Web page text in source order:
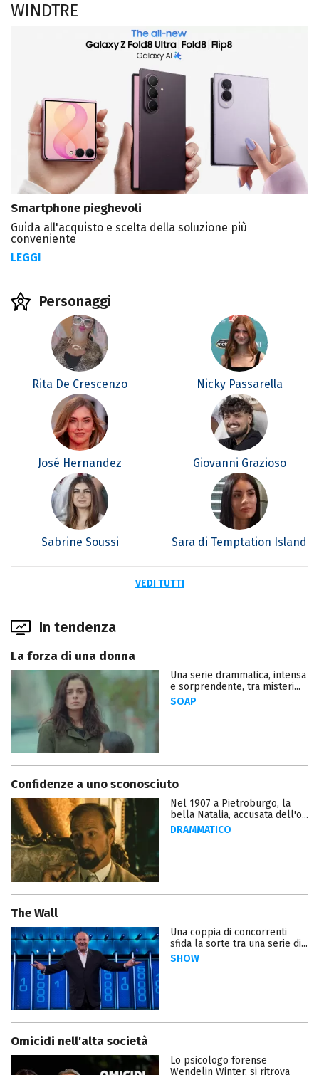
WINDTRE
Smartphone pieghevoli
Guida all'acquisto e scelta della soluzione più
conveniente
LEGGI
Personaggi
Rita De Crescenzo Nicky Passarella
José Hernandez Giovanni Grazioso
Sabrine Soussi Sara di Temptation Island
VEDI TUTTI
In tendenza
La forza di una donna
Una serie drammatica, intensa
e sorprendente, tra misteri...
SOAP
Confidenze a uno sconosciuto
Nel 1907 a Pietroburgo, la
bella Natalia, accusata dell'o...
DRAMMATICO
The Wall
Una coppia di concorrenti
sfida la sorte tra una serie di...
SHOW
Omicidi nell'alta società
Lo psicologo forense
Wendelin Winter, si ritrova